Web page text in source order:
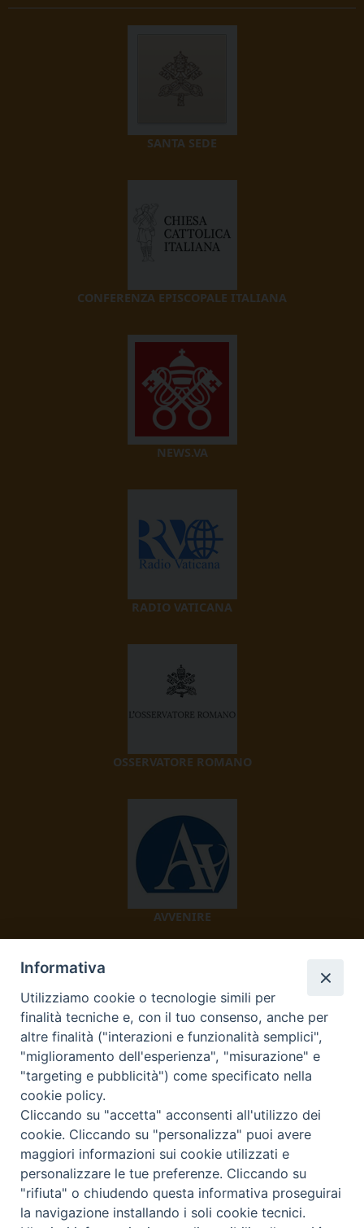
SANTA SEDE
CONFERENZA EPISCOPALE ITALIANA
NEWS.VA
RADIO VATICANA
OSSERVATORE ROMANO
AVVENIRE
TV 2000
Diocesi di Ivrea
Curia Vescovile Piazza Castello, 3 10015 Ivrea (To) Tel.
0125.641138 Fax 0125.40296 segreteriacuria@diocesivrea.it
Informativa
Utilizziamo cookie o tecnologie simili per
finalità tecniche e, con il tuo consenso, anche per
altre finalità ("interazioni e funzionalità semplici",
"miglioramento dell'esperienza", "misurazione" e
"targeting e pubblicità") come specificato nella
cookie policy.
Cliccando su "accetta" acconsenti all'utilizzo dei
cookie. Cliccando su "personalizza" puoi avere
maggiori informazioni sui cookie utilizzati e
personalizzare le tue preferenze. Cliccando su
"rifiuta" o chiudendo questa informativa proseguirai
la navigazione installando i soli cookie tecnici.